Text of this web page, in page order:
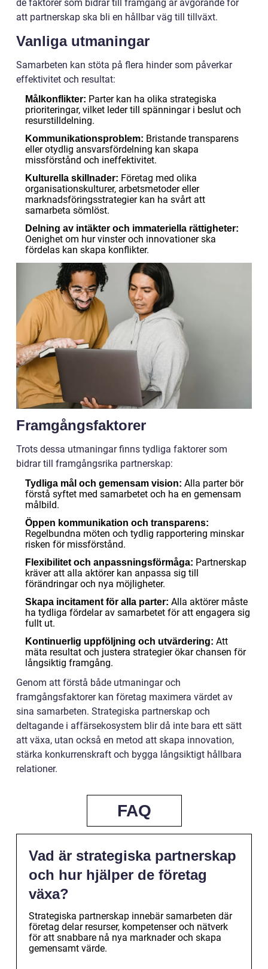
de faktorer som bidrar till framgång är avgörande för
att partnerskap ska bli en hållbar väg till tillväxt.
Vanliga utmaningar
Samarbeten kan stöta på flera hinder som påverkar
effektivitet och resultat:
Målkonflikter: Parter kan ha olika strategiska
prioriteringar, vilket leder till spänningar i beslut och
resurstilldelning.
Kommunikationsproblem: Bristande transparens
eller otydlig ansvarsfördelning kan skapa
missförstånd och ineffektivitet.
Kulturella skillnader: Företag med olika
organisationskulturer, arbetsmetoder eller
marknadsföringsstrategier kan ha svårt att
samarbeta sömlöst.
Delning av intäkter och immateriella rättigheter:
Oenighet om hur vinster och innovationer ska
fördelas kan skapa konflikter.
Framgångsfaktorer
Trots dessa utmaningar finns tydliga faktorer som
bidrar till framgångsrika partnerskap:
Tydliga mål och gemensam vision: Alla parter bör
förstå syftet med samarbetet och ha en gemensam
målbild.
Öppen kommunikation och transparens:
Regelbundna möten och tydlig rapportering minskar
risken för missförstånd.
Flexibilitet och anpassningsförmåga: Partnerskap
kräver att alla aktörer kan anpassa sig till
förändringar och nya möjligheter.
Skapa incitament för alla parter: Alla aktörer måste
ha tydliga fördelar av samarbetet för att engagera sig
fullt ut.
Kontinuerlig uppföljning och utvärdering: Att
mäta resultat och justera strategier ökar chansen för
långsiktig framgång.
Genom att förstå både utmaningar och
framgångsfaktorer kan företag maximera värdet av
sina samarbeten. Strategiska partnerskap och
deltagande i affärsekosystem blir då inte bara ett sätt
att växa, utan också en metod att skapa innovation,
stärka konkurrenskraft och bygga långsiktigt hållbara
relationer.
FAQ
Vad är strategiska partnerskap
och hur hjälper de företag
växa?
Strategiska partnerskap innebär samarbeten där
företag delar resurser, kompetenser och nätverk
för att snabbare nå nya marknader och skapa
gemensamt värde.